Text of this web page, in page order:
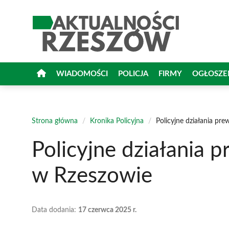
WIADOMOŚCI POLICJA FIRMY
Strona główna / Kronika Policyjna / Policyjne działania
Policyjne działania
w Rzeszowie
Data dodania: 17 czerwca 2025 r.